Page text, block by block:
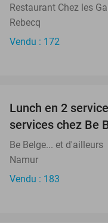
Restaurant Chez les
Rebecq
Vendu : 172
Lunch en 2
services chez Be
Be Belge... et d'ailleurs
Namur
Vendu : 183